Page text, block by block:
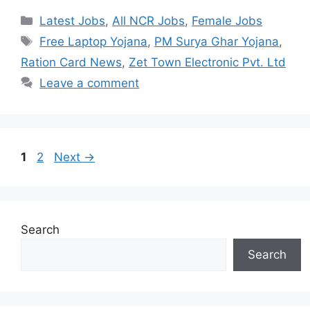
Categories
Latest Jobs,All NCR Jobs, Female Jobs
Tags
Free Laptop Yojana, PM Surya Ghar Yojana,
Ration Card News, Zet Town Electronic Pvt. Ltd
Leave a comment
Page
1 Page
2 Next →
Search
Search